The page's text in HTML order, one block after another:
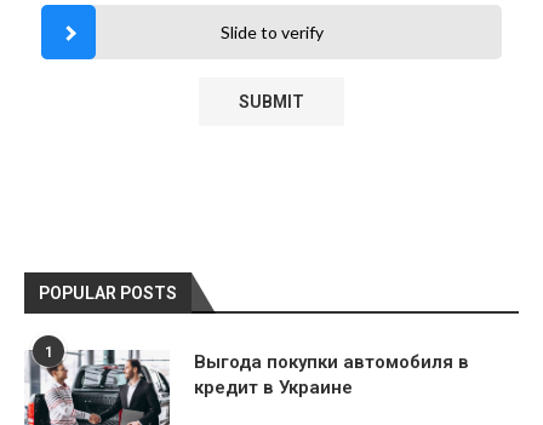
Slide to verify
POPULAR POSTS
1
Выгода покупки автомобиля в
кредит в Украине